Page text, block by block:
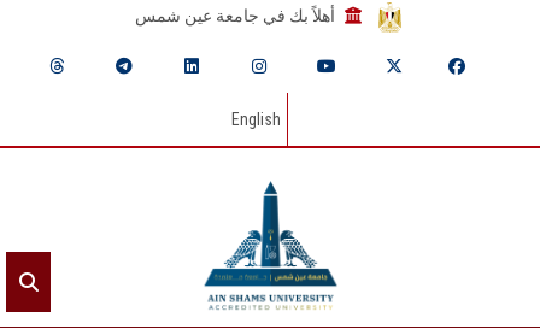
أهلاً بك في جامعة عين شمس
English